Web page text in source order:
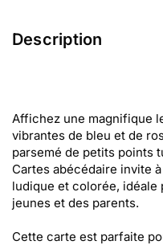
Description
Affichez une magnifique
vibrantes de bleu et de
parsemé de petits points
Cartes abécédaire invite
ludique et colorée,
jeunes et des parents.
Cette carte est parfaite